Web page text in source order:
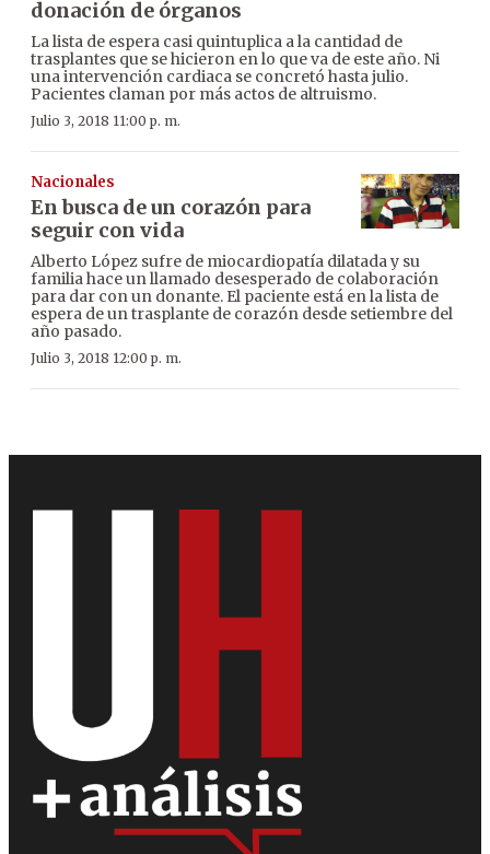
donación de órganos
La lista de espera casi quintuplica a la cantidad de
trasplantes que se hicieron en lo que va de este año. Ni
una intervención cardiaca se concretó hasta julio.
Pacientes claman por más actos de altruismo.
Julio 3, 2018 11:00 p. m.
Nacionales
En busca de un corazón para
seguir con vida
Alberto López sufre de miocardiopatía dilatada y su
familia hace un llamado desesperado de colaboración
para dar con un donante. El paciente está en la lista de
espera de un trasplante de corazón desde setiembre del
año pasado.
Julio 3, 2018 12:00 p. m.